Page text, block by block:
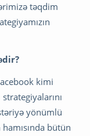
təqdim
kimi
yönümlü
bütün